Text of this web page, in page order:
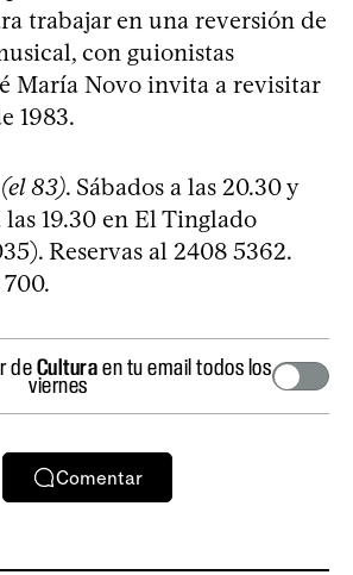
trabajar en una reversión de
con guionistas
María Novo invita a revisitar
1983.
83). Sábados a las 20.30 y
19.30 en El Tinglado
Reservas al 2408 5362.
deCulturaen tu email todos los
viernes
Comentar